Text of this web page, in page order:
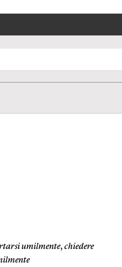
umilmente, chiedere